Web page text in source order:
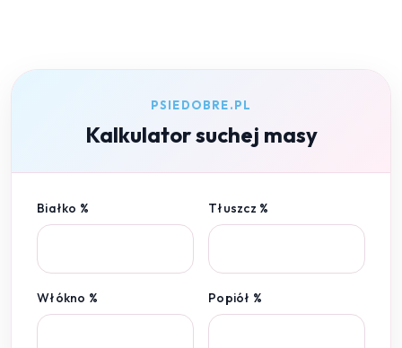
PSIEDOBRE.PL
Kalkulator suchej masy
Białko % Tłuszcz %
Włókno % Popiół %